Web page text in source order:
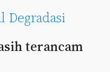
Degradasi
terancam